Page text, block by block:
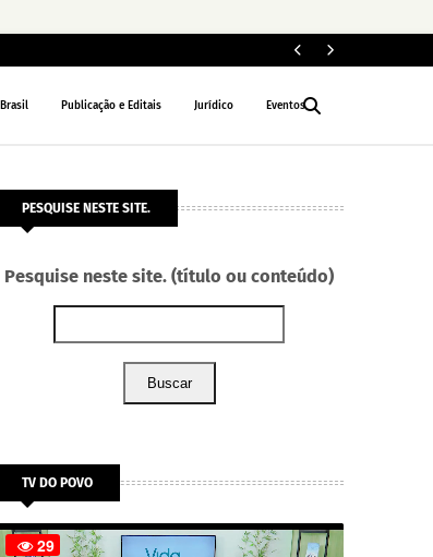
Brasil Publicação e Editais Jurídico Eventos
PESQUISE NESTE SITE.
Pesquise neste site. (título ou conteúdo)
Buscar
TV DO POVO